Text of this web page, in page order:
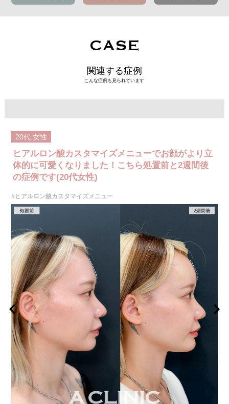
CASE
関連する症例
こんな症例も見られています
20代 女性
ヒアルロン酸カスタマイズメニューでお顔がより立
体的に可愛くなりました！こちら処置前と2週間後
の症例です(20代女性)
#ヒアルロン酸カスタマイズメニュー